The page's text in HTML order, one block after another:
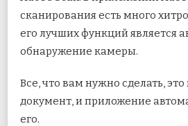
сканирования есть много
его лучших функций является
обнаружение камеры.
Все, что вам нужно сделать,
документ, и приложение
его.